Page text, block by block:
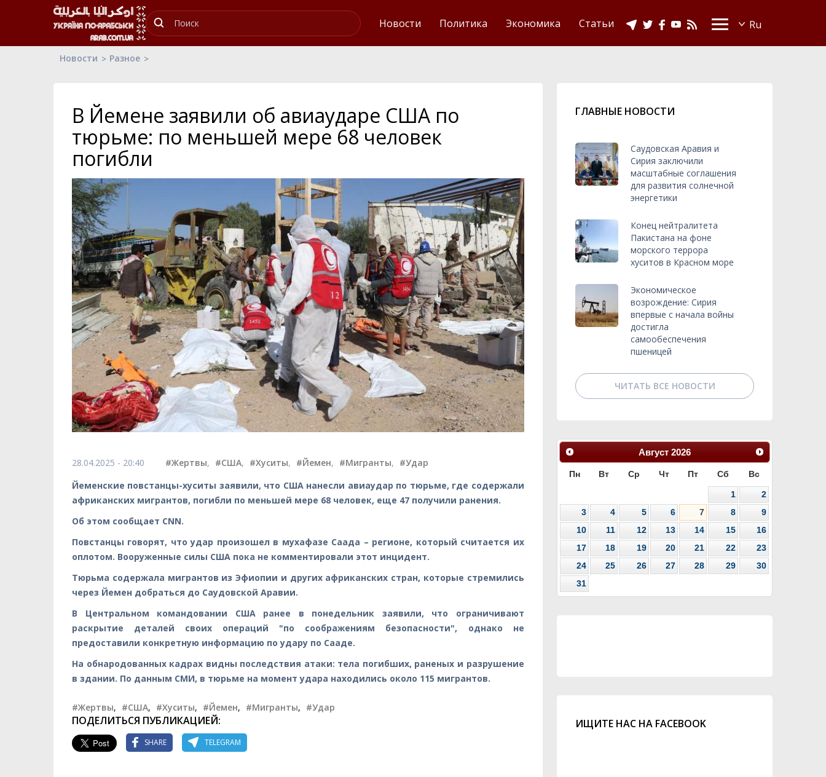
Новости Политика Экономика Статьи
Новости Разное
В Йемене заявили об авиаударе США по
тюрьме: по меньшей мере 68 человек
погибли
28.04.2025 - 20:40 #Жертвы, #США, #Хуситы, #Йемен, #Мигранты, #Удар
Йеменские повстанцы-хуситы заявили, что США нанесли авиаудар по тюрьме, где содержали
африканских мигрантов, погибли по меньшей мере 68 человек, еще 47 получили ранения.
Об этом сообщает CNN.
Повстанцы говорят, что удар произошел в мухафазе Саада – регионе, который считается их
оплотом. Вооруженные силы США пока не комментировали этот инцидент.
Тюрьма содержала мигрантов из Эфиопии и других африканских стран, которые стремились
через Йемен добраться до Саудовской Аравии.
В Центральном командовании США ранее в понедельник заявили, что ограничивают
раскрытие деталей своих операций "по соображениям безопасности", однако не
предоставили конкретную информацию по удару по Сааде.
На обнародованных кадрах видны последствия атаки: тела погибших, раненых и разрушение
в здании. По данным СМИ, в тюрьме на момент удара находились около 115 мигрантов.
#Жертвы, #США, #Хуситы, #Йемен, #Мигранты, #Удар
ПОДЕЛИТЬСЯ ПУБЛИКАЦИЕЙ:
SHARE TELEGRAM
ГЛАВНЫЕ НОВОСТИ
Саудовская Аравия и
Сирия заключили
масштабные соглашения
для развития солнечной
энергетики
Конец нейтралитета
Пакистана на фоне
морского террора
хуситов в Красном море
Экономическое
возрождение: Сирия
впервые с начала войны
достигла
самообеспечения
пшеницей
ЧИТАТЬ ВСЕ НОВОСТИ
Август 2026
Пн Вт Ср Чт Пт Сб Вс
1
2
3
4 5 6 7 8
9
10
11 12 13 14 15
16
17
18 19 20 21 22
23
24
25 26 27 28 29
30
31
ИЩИТЕ НАС НА FACEBOOK